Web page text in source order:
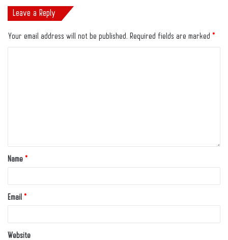
Leave a Reply
Your email address will not be published. Required fields are marked *
Name *
Email *
Website